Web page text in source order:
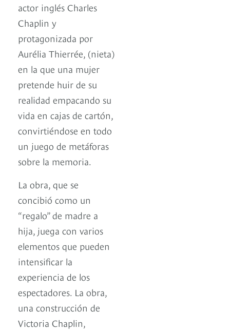
actor inglés Charles
Chaplin y
protagonizada por
Aurélia Thierrée, (nieta)
en la que una mujer
pretende huir de su
realidad empacando su
vida en cajas de cartón,
convirtiéndose en todo
un juego de metáforas
sobre la memoria.
La obra, que se
concibió como un
“regalo” de madre a
hija, juega con varios
elementos que pueden
intensificar la
experiencia de los
espectadores. La obra,
una construcción de
Victoria Chaplin,